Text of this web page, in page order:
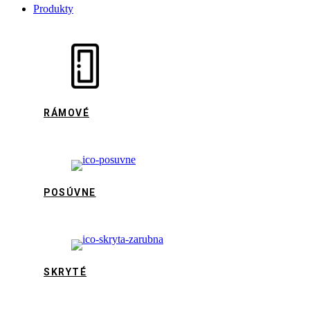
Produkty
RÁMOVÉ
POSÚVNE
SKRYTÉ